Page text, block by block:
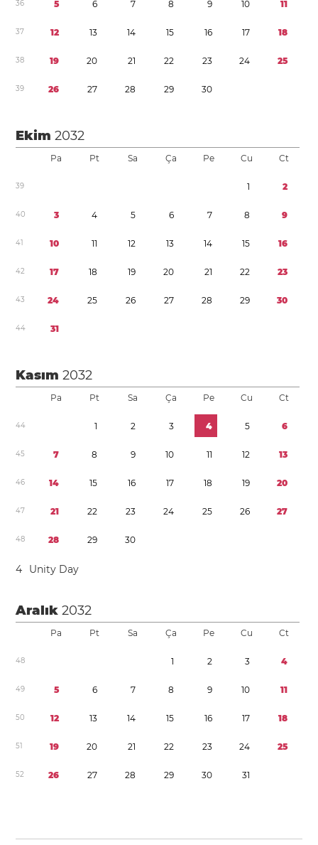
36 5 6 7 8 9 10 11
37 12 13 14 15 16 17 18
38 19 20 21 22 23 24 25
39 26 27 28 29 30
Ekim2032
Pa Pt Sa Ça Pe Cu Ct
39 1 2
40 3 4 5 6 7 8 9
41 10 11 12 13 14 15 16
42 17 18 19 20 21 22 23
43 24 25 26 27 28 29 30
44 31
Kasım2032
Pa Pt Sa Ça Pe Cu Ct
44 1 2 3 4 5 6
45 7 8 9 10 11 12 13
46 14 15 16 17 18 19 20
47 21 22 23 24 25 26 27
48 28 29 30
4 Unity Day
Aralık2032
Pa Pt Sa Ça Pe Cu Ct
48 1 2 3 4
49 5 6 7 8 9 10 11
50 12 13 14 15 16 17 18
51 19 20 21 22 23 24 25
52 26 27 28 29 30 31